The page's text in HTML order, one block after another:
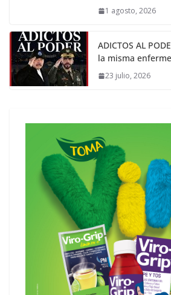
1 agosto, 2026
ADICTOS AL
la misma
23 julio, 2026